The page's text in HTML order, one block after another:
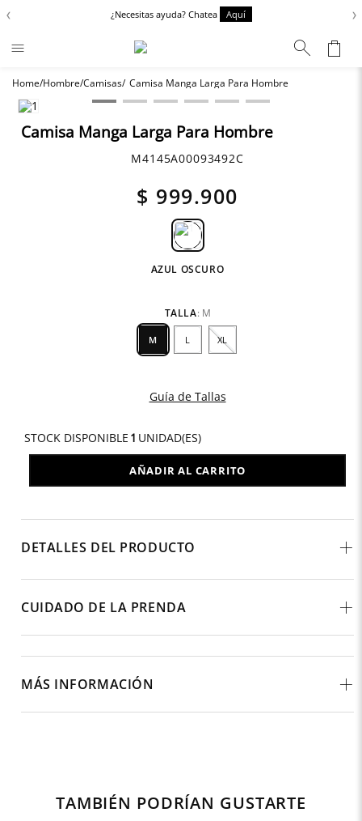
‹ ¿Necesitas ayuda? Chatea Aquí ›
Hombre Camisas Camisa Manga Larga Para Hombre
Camisa Manga Larga Para Hombre
M4145A00093492C
$ 999.900
AZUL OSCURO
TALLA: M
M L XL
Guía de Tallas
STOCK DISPONIBLE 1 UNIDAD(ES)
AÑADIR AL CARRITO
DETALLES DEL PRODUCTO
CUIDADO DE LA PRENDA
MÁS INFORMACIÓN
TAMBIÉN PODRÍAN GUSTARTE
Términos más buscados
1.